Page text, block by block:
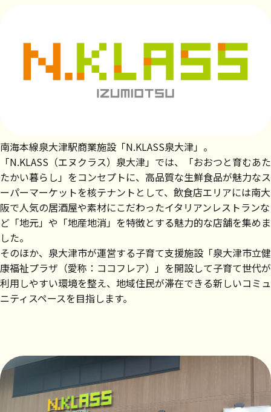
南海本線泉大津駅商業施設「N.KLASS泉大津」。
「N.KLASS（エヌクラス）泉大津」では、「おおつと育むあた
たかい暮らし」をコンセプトに、高品質な生鮮食品が魅力なス
ーパーマーケットを核テナントとして、飲食店エリアには南大
阪で人気の居酒屋や素材にこだわったイタリアンレストランな
ど「地元」や「地産地消」を特徴とする魅力的な店舗を集めま
した。
そのほか、泉大津市が運営する子育て支援施設「泉大津市立健
康福祉プラザ（愛称：ココフレア）」を開設して子育て世代が
利用しやすい環境を整え、地域住民が滞在できる新しいコミュ
ニティスペースを目指します。